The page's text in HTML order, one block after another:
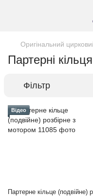
Оригінальний
Партерні кільця
Фільтр
Відео